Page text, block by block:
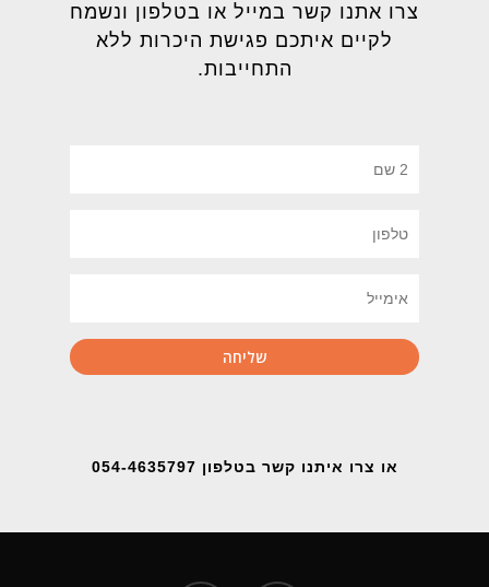
צרו אתנו קשר במייל או בטלפון ונשמח
לקיים איתכם פגישת היכרות ללא
התחייבות.
או צרו איתנו קשר בטלפון 054-4635797